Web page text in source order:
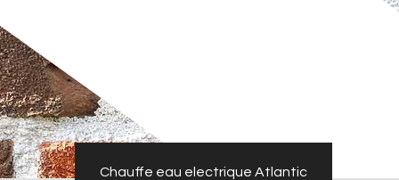
Chauffe eau electrique Atlantic